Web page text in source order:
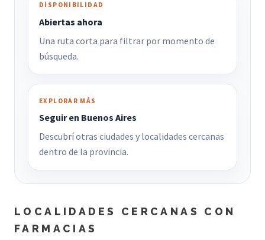
DISPONIBILIDAD
Abiertas ahora
Una ruta corta para filtrar por momento de
búsqueda.
EXPLORAR MÁS
Seguir en Buenos Aires
Descubrí otras ciudades y localidades cercanas
dentro de la provincia.
LOCALIDADES CERCANAS CON
FARMACIAS